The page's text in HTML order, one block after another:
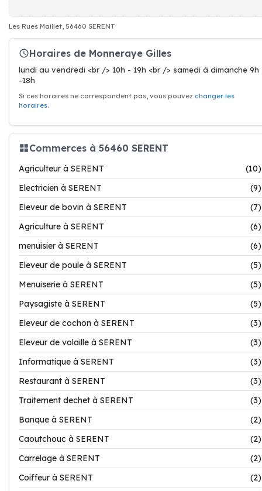
Les Rues Maillet, 56460 SERENT
Horaires de Monneraye Gilles
lundi au vendredi <br /> 10h - 19h <br /> samedi à dimanche 9h
-18h
Si ces horaires ne correspondent pas, vous pouvez changer les
horaires.
Commerces à 56460 SERENT
Agriculteur à SERENT
(10)
Electricien à SERENT
(9)
Eleveur de bovin à SERENT
(7)
Agriculture à SERENT
(6)
menuisier à SERENT
(6)
Eleveur de poule à SERENT
(5)
Menuiserie à SERENT
(5)
Paysagiste à SERENT
(5)
Eleveur de cochon à SERENT
(3)
Eleveur de volaille à SERENT
(3)
Informatique à SERENT
(3)
Restaurant à SERENT
(3)
Traitement dechet à SERENT
(3)
Banque à SERENT
(2)
Caoutchouc à SERENT
(2)
Carrelage à SERENT
(2)
Coiffeur à SERENT
(2)